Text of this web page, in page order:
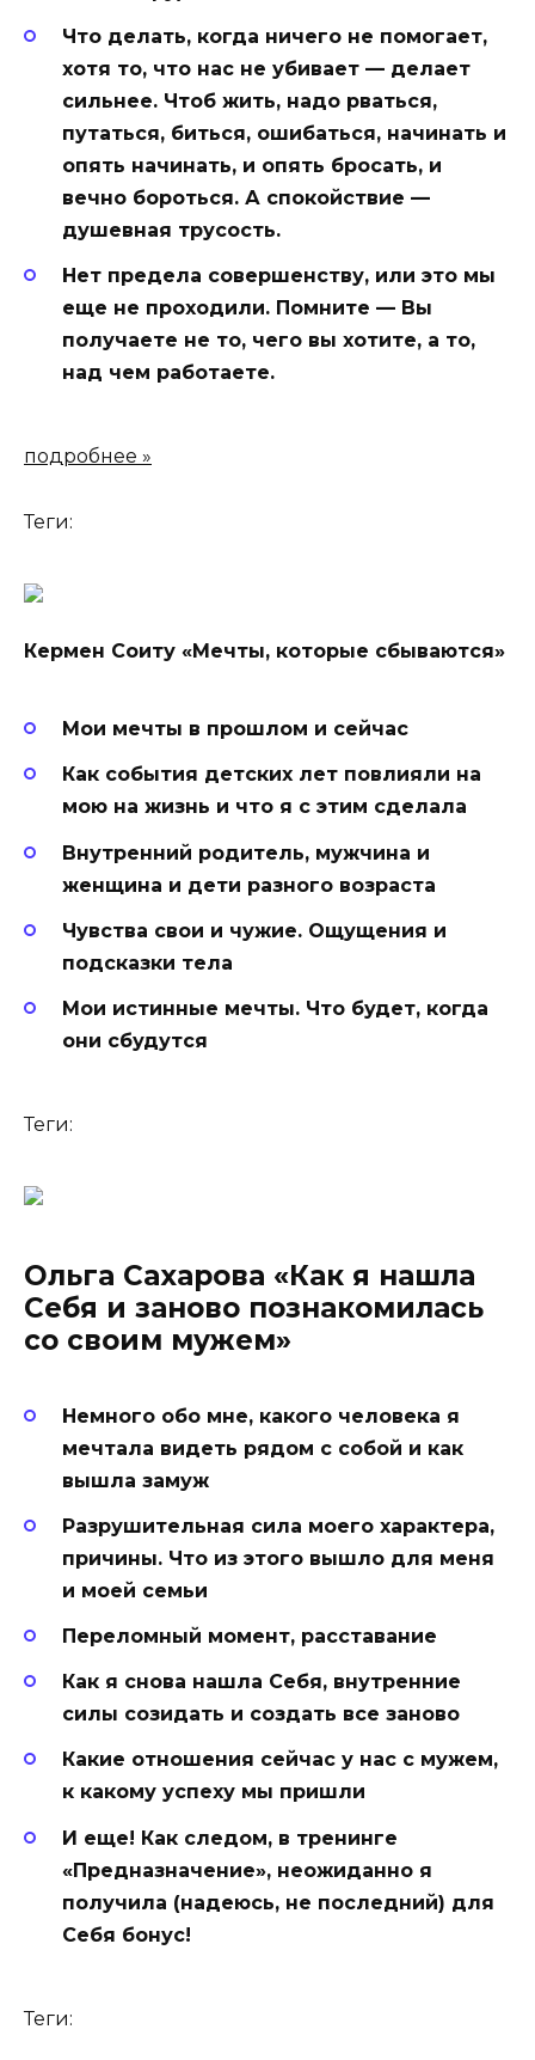
Что делать, когда ничего не помогает,
хотя то, что нас не убивает — делает
сильнее. Чтоб жить, надо рваться,
путаться, биться, ошибаться, начинать и
опять начинать, и опять бросать, и
вечно бороться. А спокойствие —
душевная трусость.
Нет предела совершенству, или это мы
еще не проходили. Помните — Вы
получаете не то, чего вы хотите, а то,
над чем работаете.
подробнее »
Теги:
Кермен Соиту «Мечты, которые сбываются»
Мои мечты в прошлом и сейчас
Как события детских лет повлияли на
мою на жизнь и что я с этим сделала
Внутренний родитель, мужчина и
женщина и дети разного возраста
Чувства свои и чужие. Ощущения и
подсказки тела
Мои истинные мечты. Что будет, когда
они сбудутся
Теги:
Ольга Сахарова «Как я нашла
Себя и заново познакомилась
со своим мужем»
Немного обо мне, какого человека я
мечтала видеть рядом с собой и как
вышла замуж
Разрушительная сила моего характера,
причины. Что из этого вышло для меня
и моей семьи
Переломный момент, расставание
Как я снова нашла Себя, внутренние
силы созидать и создать все заново
Какие отношения сейчас у нас с мужем,
к какому успеху мы пришли
И еще! Как следом, в тренинге
«Предназначение», неожиданно я
получила (надеюсь, не последний) для
Себя бонус!
Теги: